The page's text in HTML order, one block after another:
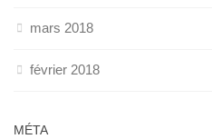
mars 2018
février 2018
MÉTA